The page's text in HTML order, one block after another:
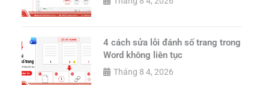
4 cách sửa lỗi đánh số trang trong
Word không liên tục
Tháng 8 4, 2026